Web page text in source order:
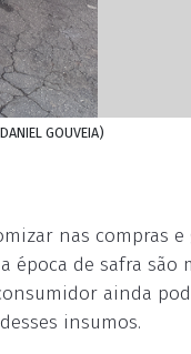
GOUVEIA)
nas compras
época de safra são
ainda
insumos.